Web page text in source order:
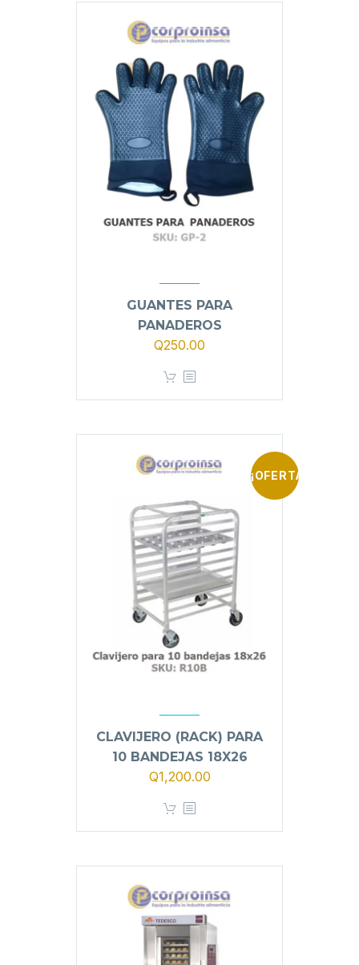
GUANTES PARA
PANADEROS
Q250.00
¡OFERTA!
CLAVIJERO (RACK) PARA
10 BANDEJAS 18X26
El
original
era:
Q1,200.00El
es: